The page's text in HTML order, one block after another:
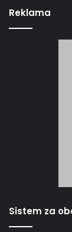
Reklama
Sistem za